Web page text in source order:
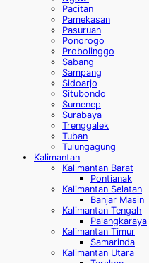
Pacitan
Pamekasan
Pasuruan
Ponorogo
Probolinggo
Sabang
Sampang
Sidoarjo
Situbondo
Sumenep
Surabaya
Trenggalek
Tuban
Tulungagung
Kalimantan
Kalimantan Barat
Pontianak
Kalimantan Selatan
Banjar Masin
Kalimantan Tengah
Palangkaraya
Kalimantan Timur
Samarinda
Kalimantan Utara